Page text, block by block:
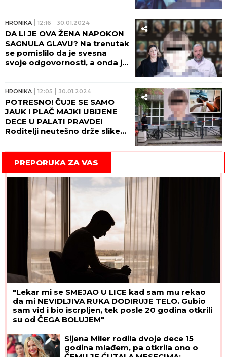
organizuje NEŠTO POSEBNO!
HRONIKA 12:16 30.01.2024
DA LI JE OVA ŽENA NAPOKON
SAGNULA GLAVU? Na trenutak
se pomislilo da je svesna
svoje odgovornosti, a onda je
HRONIKA 12:05 30.01.2024
POTRESNO! ČUJE SE SAMO
JAUK I PLAČ MAJKI UBIJENE
DECE U PALATI PRAVDE!
Roditelji neutešno drže slike
GALERIJA)
PREPORUKA ZA VAS
"Lekar mi se SMEJAO U LICE kad sam mu rekao
da mi NEVIDLJIVA RUKA DODIRUJE TELO. Gubio
sam vid i bio iscrpljen, tek posle 20 godina otkrili
su od ČEGA BOLUJEM"
Sijena Miler rodila dvoje dece 15
godina mlađem, pa otkrila ono o